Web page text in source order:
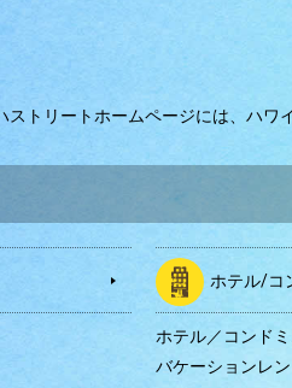
ストリートホームページには、 ハワ
ホテル/コ
ホテル／コンド
バケーションレ